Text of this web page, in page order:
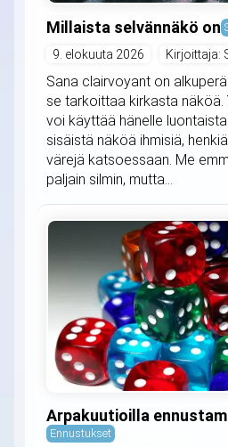
Millaista selvännäkö on
9. elokuuta 2026 Kirjoittaja:
Sana clairvoyant on
se tarkoittaa kirkasta näköä.
voi käyttää hänelle
sisäistä näköä ihmisiä,
värejä katsoessaan. Me
paljain silmin, mutta...
Arpakuutioilla
Ennustukset